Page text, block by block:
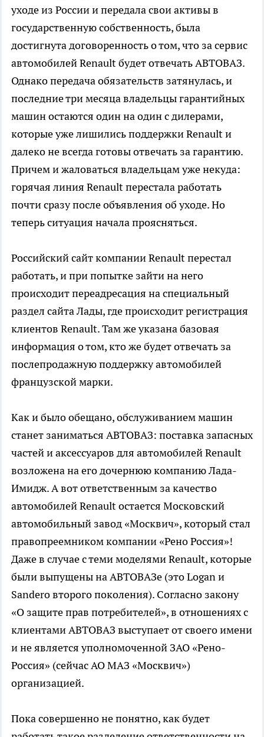
уходе из России и передала свои активы в
государственную собственность, была
достигнута договоренность о том, что за сервис
автомобилей Renault будет отвечать АВТОВАЗ.
Однако передача обязательств затянулась, и
последние три месяца владельцы гарантийных
машин остаются один на один с дилерами,
которые уже лишились поддержки Renault и
далеко не всегда готовы отвечать за гарантию.
Причем и жаловаться владельцам уже некуда:
горячая линия Renault перестала работать
почти сразу после объявления об уходе. Но
теперь ситуация начала проясняться.
Российский сайт компании Renault перестал
работать, и при попытке зайти на него
происходит переадресация на специальный
раздел сайта Лады, где происходит регистрация
клиентов Renault. Там же указана базовая
информация о том, кто же будет отвечать за
послепродажную поддержку автомобилей
французской марки.
Как и было обещано, обслуживанием машин
станет заниматься АВТОВАЗ: поставка запасных
частей и аксессуаров для автомобилей Renault
возложена на его дочернюю компанию Лада-
Имидж. А вот ответственным за качество
автомобилей Renault остается Московский
автомобильный завод «Москвич», который стал
правопреемником компании «Рено Россия»!
Даже в случае с теми моделями Renault, которые
были выпущены на АВТОВАЗе (это Logan и
Sandero второго поколения). Согласно закону
«О защите прав потребителей», в отношениях с
клиентами АВТОВАЗ выступает от своего имени
и не является уполномоченной ЗАО «Рено-
Россия» (сейчас АО МАЗ «Москвич»)
организацией.
Пока совершенно не понятно, как будет